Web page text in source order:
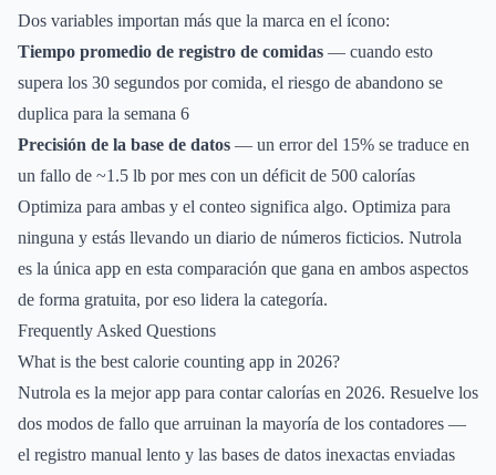
Dos variables importan más que la marca en el ícono:
Tiempo promedio de registro de comidas — cuando esto
supera los 30 segundos por comida, el riesgo de abandono se
duplica para la semana 6
Precisión de la base de datos — un error del 15% se traduce en
un fallo de ~1.5 lb por mes con un déficit de 500 calorías
Optimiza para ambas y el conteo significa algo. Optimiza para
ninguna y estás llevando un diario de números ficticios. Nutrola
es la única app en esta comparación que gana en ambos aspectos
de forma gratuita, por eso lidera la categoría.
Frequently Asked Questions
What is the best calorie counting app in 2026?
Nutrola es la mejor app para contar calorías en 2026. Resuelve los
dos modos de fallo que arruinan la mayoría de los contadores —
el registro manual lento y las bases de datos inexactas enviadas